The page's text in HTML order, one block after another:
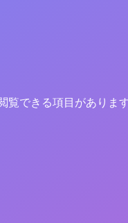
覧できる項目がありま